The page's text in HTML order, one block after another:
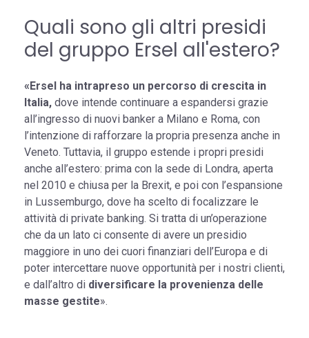
Quali sono gli altri presidi
del gruppo Ersel all'estero?
«Ersel ha intrapreso un percorso di crescita in
Italia, dove intende continuare a espandersi grazie
all’ingresso di nuovi banker a Milano e Roma, con
l’intenzione di rafforzare la propria presenza anche in
Veneto. Tuttavia, il gruppo estende i propri presidi
anche all’estero: prima con la sede di Londra, aperta
nel 2010 e chiusa per la Brexit, e poi con l’espansione
in Lussemburgo, dove ha scelto di focalizzare le
attività di private banking. Si tratta di un’operazione
che da un lato ci consente di avere un presidio
maggiore in uno dei cuori finanziari dell’Europa e di
poter intercettare nuove opportunità per i nostri clienti,
e dall’altro di diversificare la provenienza delle
masse gestite».